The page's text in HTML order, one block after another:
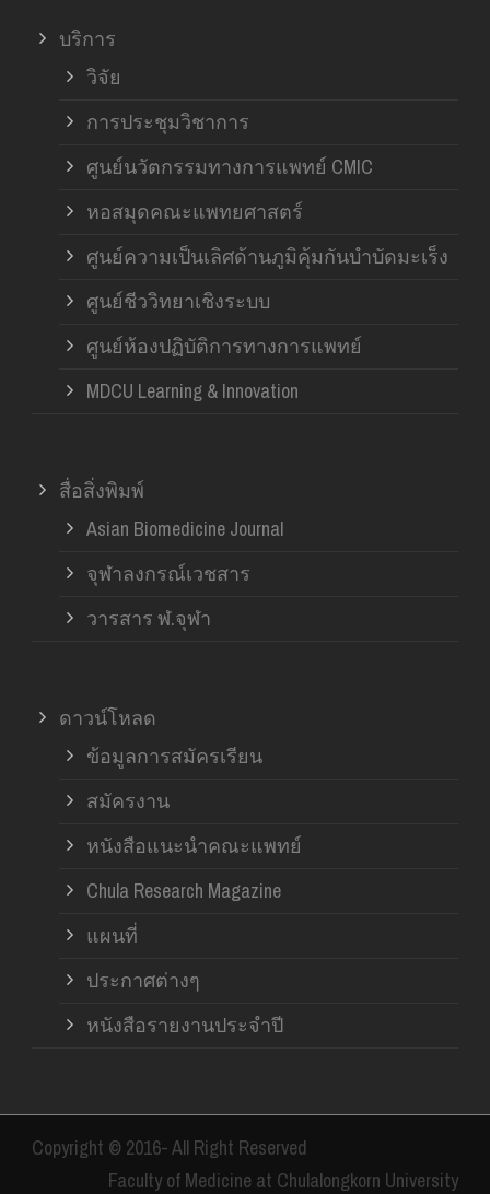
บริการ
วิจัย
การประชุมวิชาการ
ศูนย์นวัตกรรมทางการแพทย์ CMIC
หอสมุดคณะแพทยศาสตร์
ศูนย์ความเป็นเลิศด้านภูมิคุ้มกันบำบัดมะเร็ง
ศูนย์ชีววิทยาเชิงระบบ
ศูนย์ห้องปฏิบัติการทางการแพทย์
MDCU Learning & Innovation
สื่อสิ่งพิมพ์
Asian Biomedicine Journal
จุฬาลงกรณ์เวชสาร
วารสาร ฬ.จุฬา
ดาวน์โหลด
ข้อมูลการสมัครเรียน
สมัครงาน
หนังสือแนะนำคณะแพทย์
Chula Research Magazine
แผนที่
ประกาศต่างๆ
หนังสือรายงานประจำปี
Copyright © 2016- All Right Reserved
Faculty of Medicine at Chulalongkorn University